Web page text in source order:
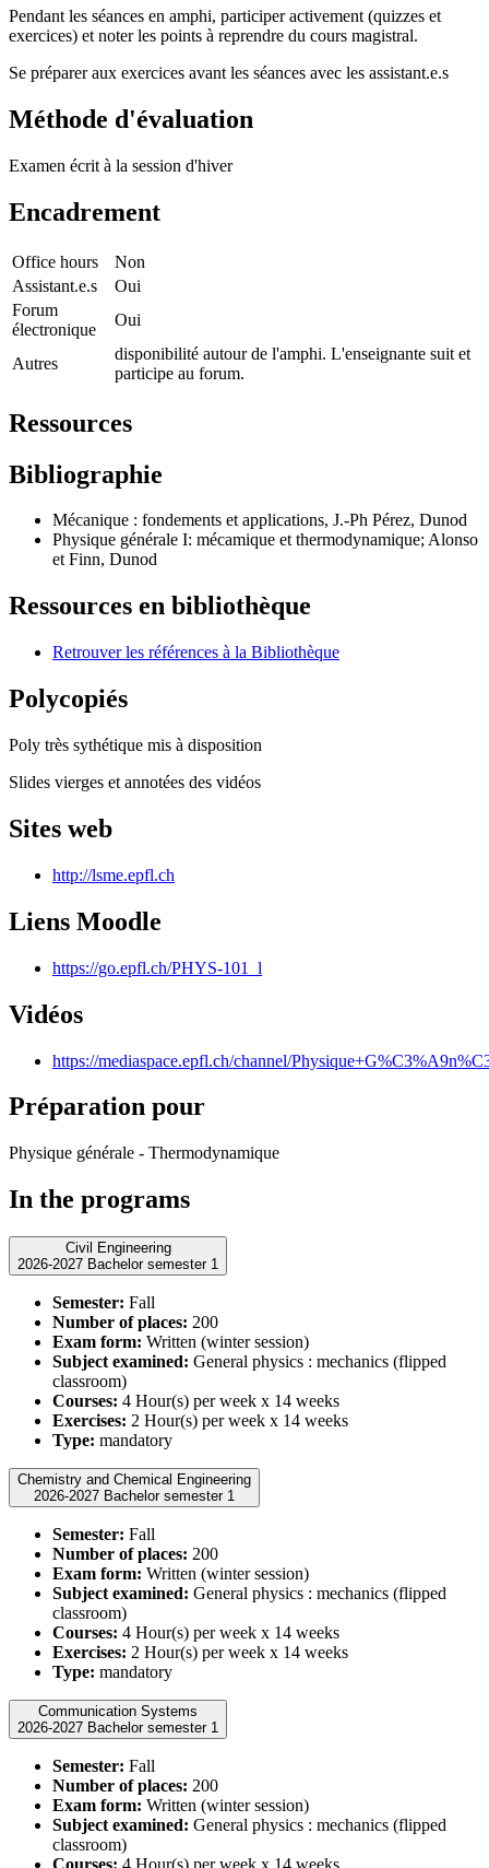
Pendant les séances en amphi, participer activement (quizzes et
exercices) et noter les points à reprendre du cours magistral.
Se préparer aux exercices avant les séances avec les assistant.e.s
Méthode d'évaluation
Examen écrit à la session d'hiver
Encadrement
Office hours
Non
Assistant.e.s
Oui
Forum
électronique
Oui
Autres
disponibilité autour de l'amphi. L'enseignante suit et
participe au forum.
Ressources
Bibliographie
Mécanique : fondements et applications, J.-Ph Pérez, Dunod
Physique générale I: mécamique et thermodynamique; Alonso
et Finn, Dunod
Ressources en bibliothèque
Retrouver les références à la Bibliothèque
Polycopiés
Poly très sythétique mis à disposition
Slides vierges et annotées des vidéos
Sites web
http://lsme.epfl.ch
Liens Moodle
https://go.epfl.ch/PHYS-101_l
Vidéos
https://mediaspace.epfl.ch/channel/
Préparation pour
Physique générale - Thermodynamique
In the programs
Civil Engineering
2026-2027 Bachelor semester 1
Semester: Fall
Number of places: 200
Exam form: Written (winter session)
Subject examined: General physics : mechanics (flipped
classroom)
Courses: 4 Hour(s) per week x 14 weeks
Exercises: 2 Hour(s) per week x 14 weeks
Type: mandatory
Chemistry and Chemical Engineering
2026-2027 Bachelor semester 1
Semester: Fall
Number of places: 200
Exam form: Written (winter session)
Subject examined: General physics : mechanics (flipped
classroom)
Courses: 4 Hour(s) per week x 14 weeks
Exercises: 2 Hour(s) per week x 14 weeks
Type: mandatory
Communication Systems
2026-2027 Bachelor semester 1
Semester: Fall
Number of places: 200
Exam form: Written (winter session)
Subject examined: General physics : mechanics (flipped
classroom)